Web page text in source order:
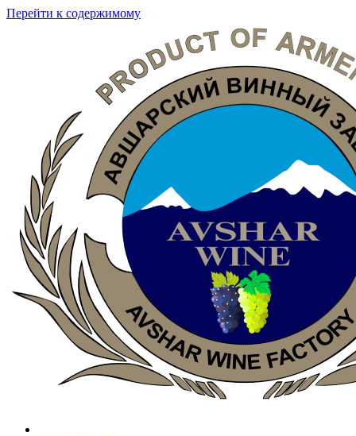
Перейти к содержимому